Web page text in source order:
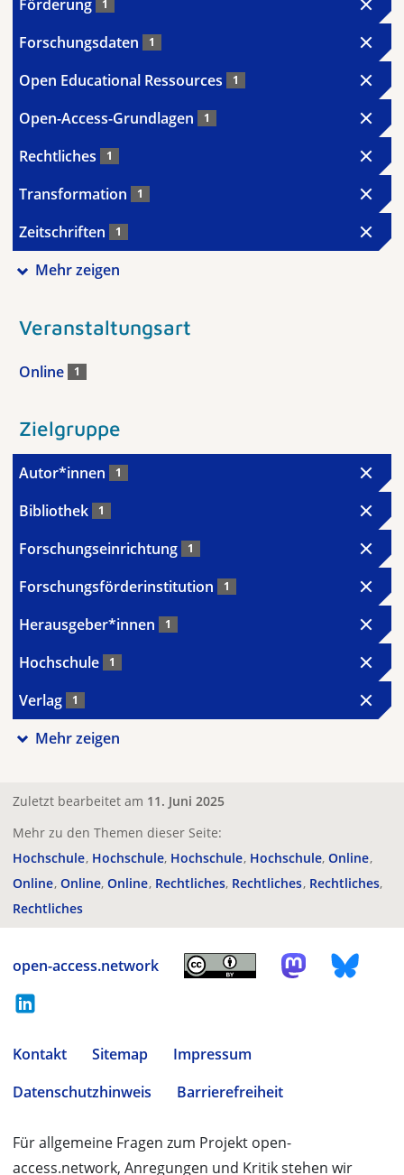
Förderung 1
Forschungsdaten 1
Open Educational Ressources 1
Open-Access-Grundlagen 1
Rechtliches 1
Transformation 1
Zeitschriften 1
Mehr zeigen
Veranstaltungsart
Online 1
Zielgruppe
Autor*innen 1
Bibliothek 1
Forschungseinrichtung 1
Forschungsförderinstitution 1
Herausgeber*innen 1
Hochschule 1
Verlag 1
Mehr zeigen
Zuletzt bearbeitet am 11. Juni 2025
Mehr zu den Themen dieser Seite:
Hochschule Hochschule Hochschule Hochschule Online
Online Online Online Rechtliches Rechtliches Rechtliches
Rechtliches
open-access.network
Kontakt Sitemap
Impressum
Datenschutzhinweis
Barrierefreiheit
Für allgemeine Fragen zum Projekt open-
access.network, Anregungen und Kritik stehen wir